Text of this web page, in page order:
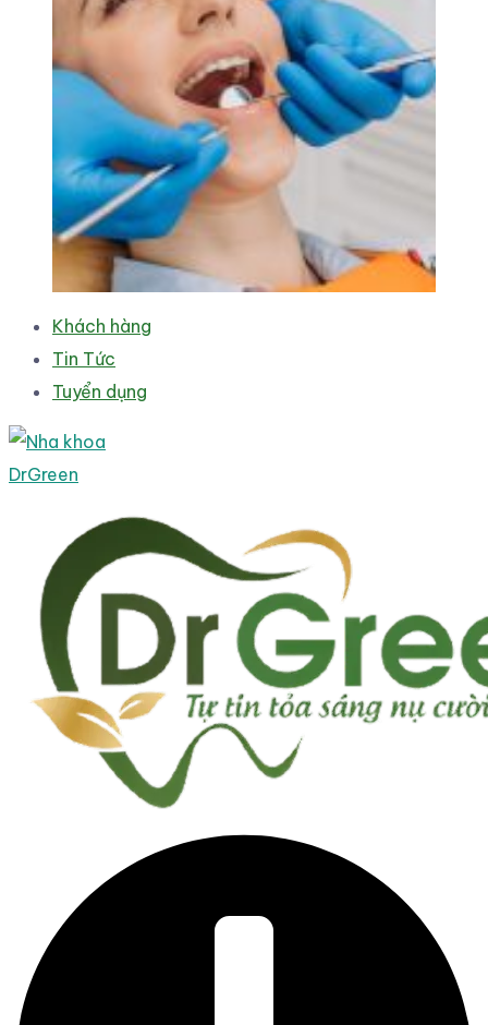
Khách hàng
Tin Tức
Tuyển dụng